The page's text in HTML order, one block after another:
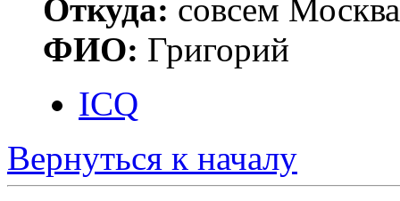
Откуда: совсем Москва
ФИО: Григорий
ICQ
Вернуться к началу